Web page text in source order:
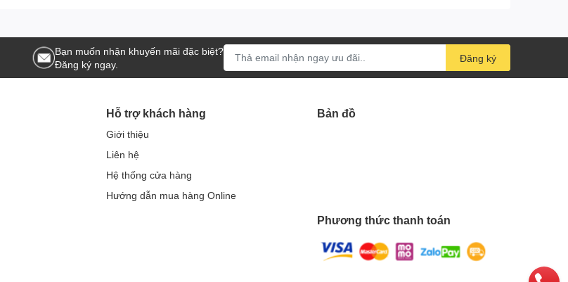
Bạn muốn nhận khuyến mãi đặc biệt?
Đăng ký ngay.
Đăng ký
Hỗ trợ khách hàng
Giới thiệu
Liên hệ
Hệ thống cửa hàng
Hướng dẫn mua hàng Online
Bản đồ
Phương thức thanh toán